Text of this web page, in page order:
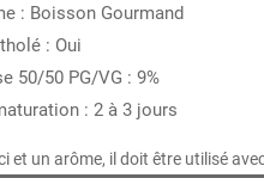
: Boisson Gourmand
: Oui
50/50 PG/VG : 9%
: 2 à 3 jours
et un arôme, il doit être utilisé